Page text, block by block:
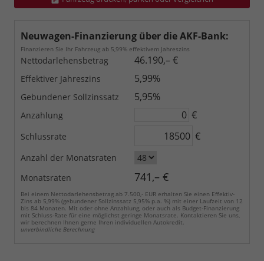
Neuwagen-Finanzierung über die AKF-Bank:
Finanzieren Sie Ihr Fahrzeug ab 5,99% effektivem Jahreszins
Nettodarlehensbetrag 46.190,– €
Effektiver Jahreszins 5,99%
Gebundener Sollzinssatz 5,95%
Anzahlung €
Schlussrate €
Anzahl der Monatsraten
Monatsraten
741,– €
Bei einem Nettodarlehensbetrag ab 7.500,- EUR erhalten Sie einen Effektiv-
Zins ab 5,99% (gebundener Sollzinssatz 5,95% p.a. %) mit einer Laufzeit von 12
bis 84 Monaten. Mit oder ohne Anzahlung, oder auch als Budget-Finanzierung
mit Schluss-Rate für eine möglichst geringe Monatsrate. Kontaktieren Sie uns,
wir berechnen Ihnen gerne Ihren individuellen Autokredit.
unverbindliche Berechnung